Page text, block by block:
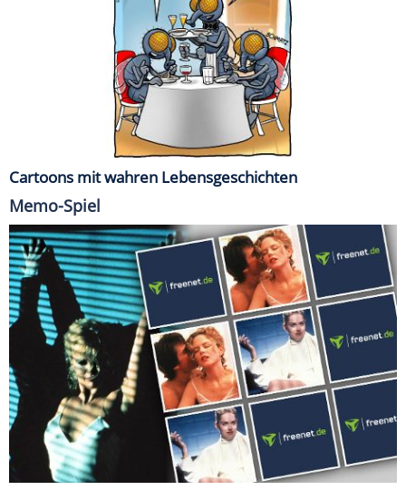
Cartoons mit wahren Lebensgeschichten
Memo-Spiel